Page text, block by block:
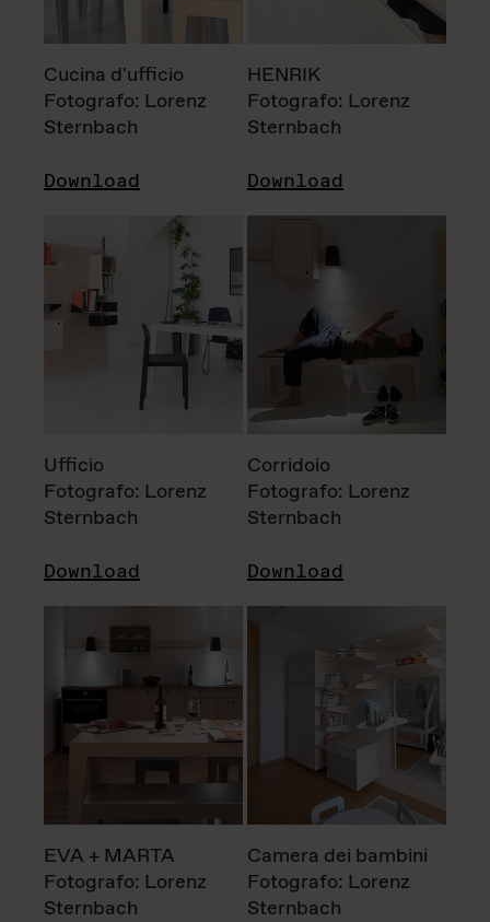
Cucina d'ufficio
Fotografo: Lorenz
Sternbach
Download
HENRIK
Fotografo: Lorenz
Sternbach
Download
Ufficio
Fotografo: Lorenz
Sternbach
Download
Corridoio
Fotografo: Lorenz
Sternbach
Download
EVA + MARTA
Fotografo: Lorenz
Sternbach
Camera dei bambini
Fotografo: Lorenz
Sternbach